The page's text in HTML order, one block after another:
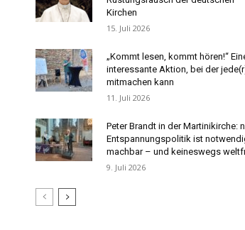
Warum trat bei der PTB radioaktives
bekannt – Herstellerfehler!
22. Juli 2026
Rüstungsrausch der deutschen
Kirchen
15. Juli 2026